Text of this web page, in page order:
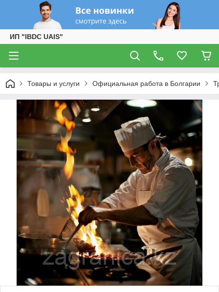
ИП "IBDC UAIS"
Товары и услуги Официальная работа в Болгарии